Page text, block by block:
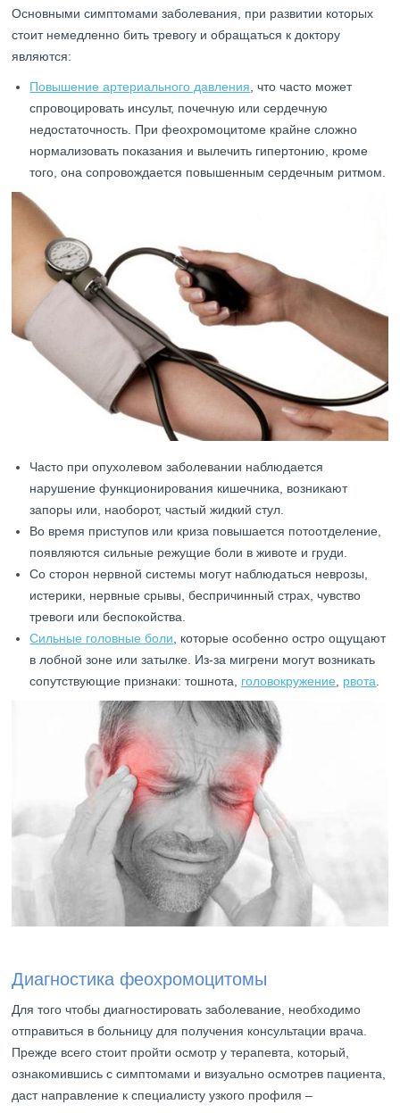
Основными симптомами заболевания, при развитии которых
стоит немедленно бить тревогу и обращаться к доктору
являются:
Повышение артериального давления , что часто может
спровоцировать инсульт, почечную или сердечную
недостаточность. При феохромоцитоме крайне сложно
нормализовать показания и вылечить гипертонию, кроме
того, она сопровождается повышенным сердечным ритмом.
Часто при опухолевом заболевании наблюдается
нарушение функционирования кишечника, возникают
запоры или, наоборот, частый жидкий стул.
Во время приступов или криза повышается потоотделение,
появляются сильные режущие боли в животе и груди.
Со сторон нервной системы могут наблюдаться неврозы,
истерики, нервные срывы, беспричинный страх, чувство
тревоги или беспокойства.
Сильные головные боли, которые особенно остро ощущают
в лобной зоне или затылке. Из-за мигрени могут возникать
сопутствующие признаки: тошнота, головокружение, рвота.
Диагностика феохромоцитомы
Для того чтобы диагностировать заболевание, необходимо
отправиться в больницу для получения консультации врача.
Прежде всего стоит пройти осмотр у терапевта, который,
ознакомившись с симптомами и визуально осмотрев пациента,
даст направление к специалисту узкого профиля –